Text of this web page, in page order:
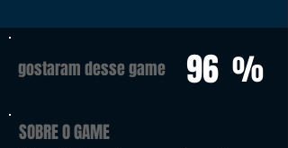
gostaram desse game 96 %
SOBRE O GAME